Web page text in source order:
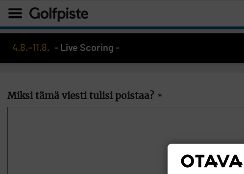
4.8.–11.8. - Live Scoring -
Miksi tämä viesti tulisi poistaa? *